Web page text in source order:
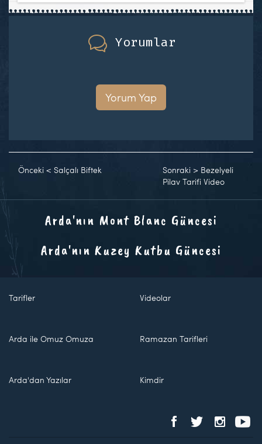
Yorumlar
Yorum Yap
Önceki < Salçalı Biftek Sonraki > Bezelyeli
Pilav Tarifi Video
Arda'nın Mont Blanc Güncesi
Arda'nın Kuzey Kutbu Güncesi
Tarifler Videolar
Arda ile Omuz Omuza Ramazan Tarifleri
Arda'dan Yazılar Kimdir